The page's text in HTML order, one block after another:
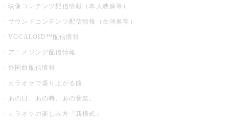
映像コンテンツ配信情報（本人映像等）
サウンドコンテンツ配信情報（生演奏等）
VOCALOID™配信情報
アニメソング配信情報
外国曲配信情報
カラオケで盛り上がる曲
あの日、あの時、あの音楽。
カラオケの楽しみ方『新様式』